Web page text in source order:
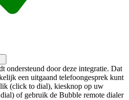
ondersteund door deze integratie. Dat
een uitgaand telefoongesprek kunt
(click to dial), kiesknop op uw
of gebruik de Bubble remote dialer